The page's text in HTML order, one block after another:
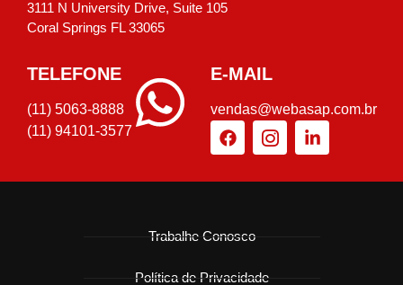
3111 N University Drive, Suite 105
Coral Springs FL 33065
TELEFONE
(11) 5063-8888
(11) 94101-3577
E-MAIL
vendas@webasap.com.br
Trabalhe Conosco
Política de Privacidade